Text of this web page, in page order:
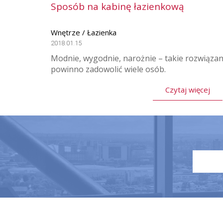
Sposób na kabinę łazienkową
Wnętrze / Łazienka
2018.01.15
Modnie, wygodnie, narożnie – takie
powinno zadowolić wiele osób.
Czytaj więcej